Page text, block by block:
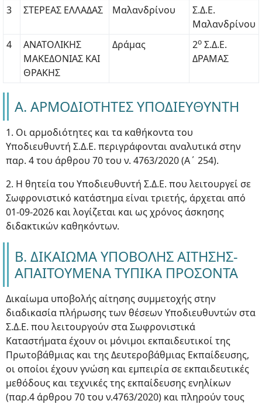
3
ΣΤΕΡΕΑΣ ΕΛΛΑΔΑΣ Μαλανδρίνου
Σ.Δ.Ε.
Μαλανδρίνου
4
ΑΝΑΤΟΛΙΚΗΣ
ΜΑΚΕΔΟΝΙΑΣ ΚΑΙ
ΘΡΑΚΗΣ
Δράμας 2ο Σ.Δ.Ε.
ΔΡΑΜΑΣ
Α. ΑΡΜΟΔΙΟΤΗΤΕΣ ΥΠΟΔΙΕΥΘΥΝΤΗ
1. Οι αρμοδιότητες και τα καθήκοντα του
Υποδιευθυντή Σ.Δ.Ε. περιγράφονται αναλυτικά στην
παρ. 4 του άρθρου 70 του ν. 4763/2020 (Α΄ 254).
2. Η θητεία του Υποδιευθυντή Σ.Δ.Ε. που λειτουργεί σε
Σωφρονιστικό κατάστημα είναι τριετής, άρχεται από
01-09-2026 και λογίζεται και ως χρόνος άσκησης
διδακτικών καθηκόντων.
Β. ΔΙΚΑΙΩΜΑ ΥΠΟΒΟΛΗΣ ΑΙΤΗΣΗΣ-
ΑΠΑΙΤΟΥΜΕΝΑ ΤΥΠΙΚΑ ΠΡΟΣΟΝΤΑ
Δικαίωμα υποβολής αίτησης συμμετοχής στην
διαδικασία πλήρωσης των θέσεων Υποδιευθυντών στα
Σ.Δ.Ε. που λειτουργούν στα Σωφρονιστικά
Καταστήματα έχουν οι μόνιμοι εκπαιδευτικοί της
Πρωτοβάθμιας και της Δευτεροβάθμιας Εκπαίδευσης,
οι οποίοι έχουν γνώση και εμπειρία σε εκπαιδευτικές
μεθόδους και τεχνικές της εκπαίδευσης ενηλίκων
(παρ.4 άρθρου 70 του ν.4763/2020) και πληρούν τους